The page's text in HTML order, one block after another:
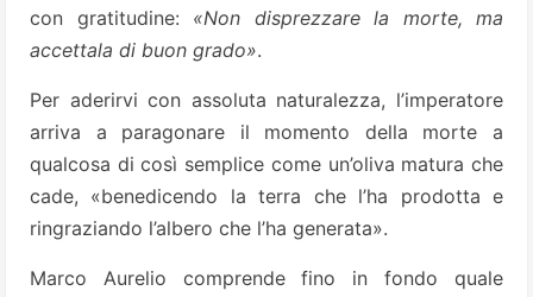
con gratitudine: «Non disprezzare la morte, ma
accettala di buon grado».
Per aderirvi con assoluta naturalezza, l’imperatore
arriva a paragonare il momento della morte a
qualcosa di così semplice come un’oliva matura che
cade, «benedicendo la terra che l’ha prodotta e
ringraziando l’albero che l’ha generata».
Marco Aurelio comprende fino in fondo quale